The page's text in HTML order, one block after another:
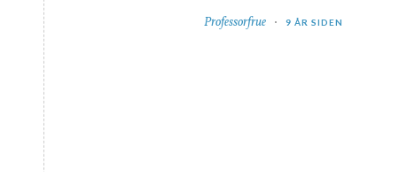
Professorfrue 9 ÅR SIDEN